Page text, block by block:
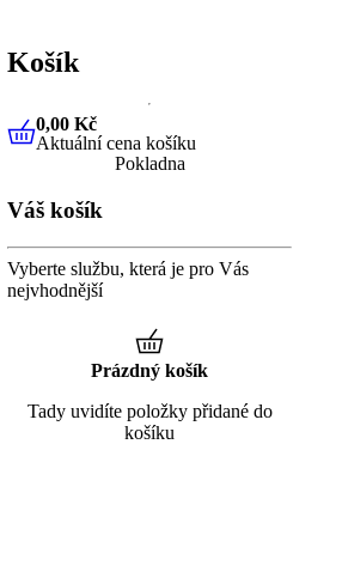
Košík
0,00 KčAktuální cena košíku
0,00 Kč
Aktuální cena košíku
Pokladna
Váš košík
Vyberte službu, která je pro Vás
nejvhodnější
Prázdný košík
Tady uvidíte položky přidané do
košíku